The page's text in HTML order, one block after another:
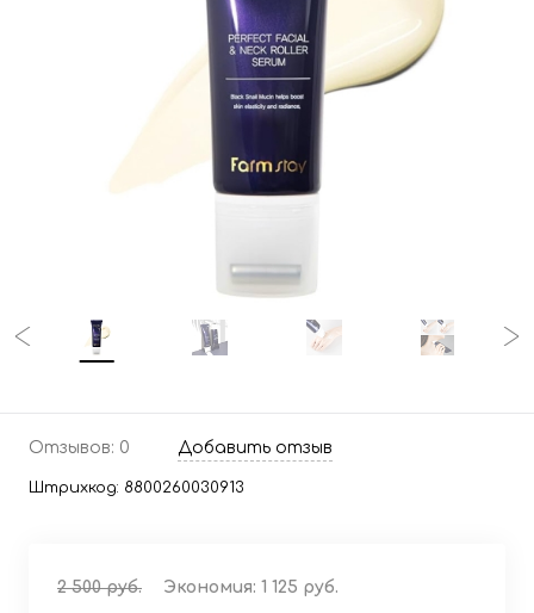
Отзывов: 0 Добавить отзыв
Штрихкод: 8800260030913
2 500 руб. Экономия: 1 125 руб.